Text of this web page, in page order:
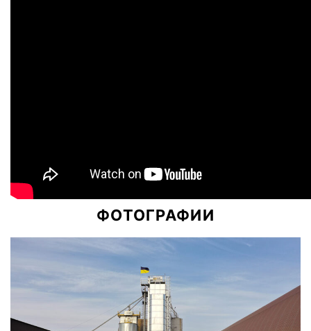
ФОТОГРАФИИ